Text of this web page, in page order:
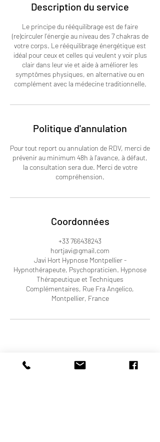
Description du service
Le principe du rééquilibrage est de faire
(re)circuler l’énergie au niveau des 7 chakras de
votre corps. Le rééquilibrage énergétique est
idéal pour ceux et celles qui veulent y voir plus
clair dans leur vie et aide à améliorer les
symptômes physiques, en alternative ou en
complément avec la médecine traditionnelle.
Politique d'annulation
Pour tout report ou annulation de RDV, merci de
prévenir au minimum 48h à l'avance, à défaut,
la consultation sera due. Merci de votre
compréhension.
Coordonnées
+33 766438243
hortjavi@gmail.com
Javi Hort Hypnose Montpellier -
Hypnothérapeute, Psychopraticien. Hypnose
Thérapeutique et Techniques
Complémentaires, Rue Fra Angelico,
Montpellier, France